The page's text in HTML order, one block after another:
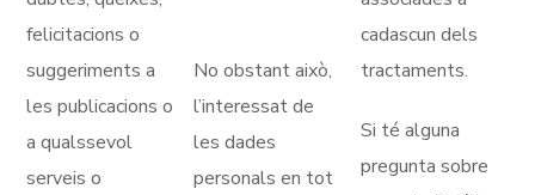
felicitacions o
suggeriments a
les publicacions o
a qualssevol
serveis o
No obstant això,
l’interessat de
les dades
personals en tot
cadascun dels
tractaments.
Si té alguna
pregunta sobre